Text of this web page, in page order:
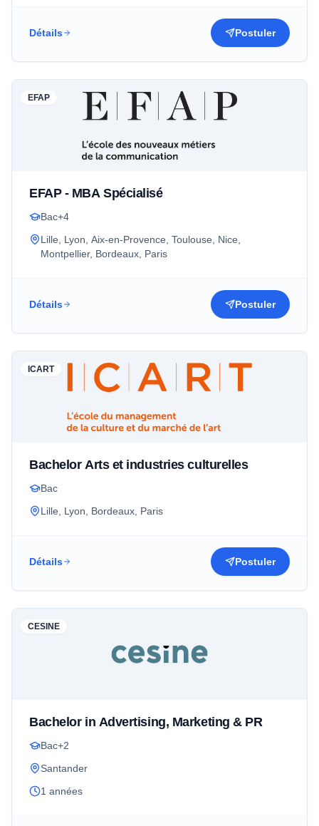
Détails Postuler
EFAP
EFAP - MBA Spécialisé
Bac+4
Lille, Lyon, Aix-en-Provence, Toulouse, Nice,
Montpellier, Bordeaux, Paris
Détails Postuler
ICART
Bachelor Arts et industries culturelles
Bac
Lille, Lyon, Bordeaux, Paris
Détails Postuler
CESINE
Bachelor in Advertising, Marketing & PR
Bac+2
Santander
1 années